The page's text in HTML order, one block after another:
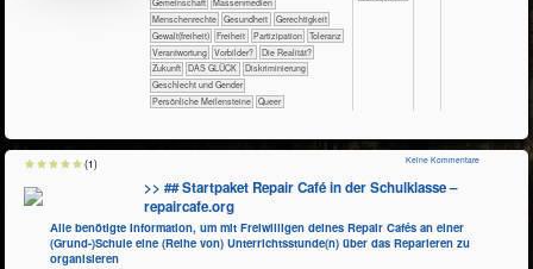
​​​​​​​Menschenrechte
​​​​​​Gesundheit
​​​​Gerechtigkeit
​​​​Gewalt(freiheit)
​​​Freiheit ​​​Partizipation
​​​Toleranz
​​Verantwortung
​​Vorbilder?
​Die Realität?
​Zukunft
DAS GLÜCK
Diskriminierung
Geschlecht und Gender
Persönliche Meilensteine
Queer
>> ## Startpaket Repair Café in der Schulklasse –
repaircafe.org
Alle benötigte Information, um mit Freiwilligen deines Repair Cafés an einer
(Grund-)Schule eine (Reihe von) Unterrichtsstunde(n) über das Reparieren zu
organisieren
Keine Kommentare
(1)